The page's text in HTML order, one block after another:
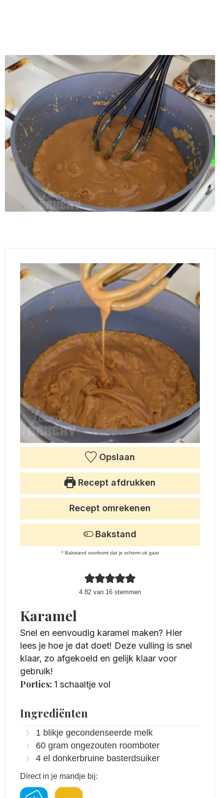
Opslaan
Recept afdrukken
4.82 van 16 stemmen
Recept omrekenen
Bakstand
* Bakstand voorkomt dat je scherm uit gaat
Karamel
Snel en eenvoudig karamel maken? Hier
lees je hoe je dat doet! Deze vulling is snel
klaar, zo afgekoeld en gelijk klaar voor
gebruik!
Porties: 1 schaaltje vol
Ingrediënten
1 blikje gecondenseerde melk
60 gram ongezouten roomboter
4 el donkerbruine basterdsuiker
Direct in je mandje bij: